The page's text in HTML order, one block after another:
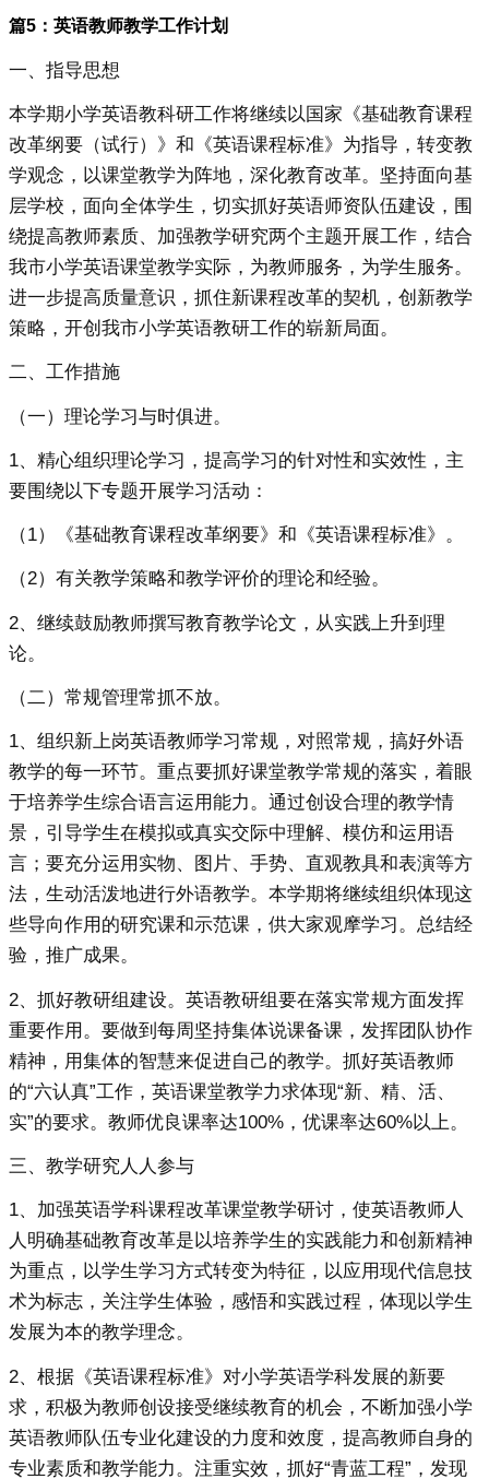
篇5：英语教师教学工作计划
一、指导思想
本学期小学英语教科研工作将继续以国家《基础教育课程
改革纲要（试行）》和《英语课程标准》为指导，转变教
学观念，以课堂教学为阵地，深化教育改革。坚持面向基
层学校，面向全体学生，切实抓好英语师资队伍建设，围
绕提高教师素质、加强教学研究两个主题开展工作，结合
我市小学英语课堂教学实际，为教师服务，为学生服务。
进一步提高质量意识，抓住新课程改革的契机，创新教学
策略，开创我市小学英语教研工作的崭新局面。
二、工作措施
（一）理论学习与时俱进。
1、精心组织理论学习，提高学习的针对性和实效性，主
要围绕以下专题开展学习活动：
（1）《基础教育课程改革纲要》和《英语课程标准》。
（2）有关教学策略和教学评价的理论和经验。
2、继续鼓励教师撰写教育教学论文，从实践上升到理
论。
（二）常规管理常抓不放。
1、组织新上岗英语教师学习常规，对照常规，搞好外语
教学的每一环节。重点要抓好课堂教学常规的落实，着眼
于培养学生综合语言运用能力。通过创设合理的教学情
景，引导学生在模拟或真实交际中理解、模仿和运用语
言；要充分运用实物、图片、手势、直观教具和表演等方
法，生动活泼地进行外语教学。本学期将继续组织体现这
些导向作用的研究课和示范课，供大家观摩学习。总结经
验，推广成果。
2、抓好教研组建设。英语教研组要在落实常规方面发挥
重要作用。要做到每周坚持集体说课备课，发挥团队协作
精神，用集体的智慧来促进自己的教学。抓好英语教师
的“六认真”工作，英语课堂教学力求体现“新、精、活、
实”的要求。教师优良课率达100%，优课率达60%以上。
三、教学研究人人参与
1、加强英语学科课程改革课堂教学研讨，使英语教师人
人明确基础教育改革是以培养学生的实践能力和创新精神
为重点，以学生学习方式转变为特征，以应用现代信息技
术为标志，关注学生体验，感悟和实践过程，体现以学生
发展为本的教学理念。
2、根据《英语课程标准》对小学英语学科发展的新要
求，积极为教师创设接受继续教育的机会，不断加强小学
英语教师队伍专业化建设的力度和效度，提高教师自身的
专业素质和教学能力。注重实效，抓好“青蓝工程”，发现